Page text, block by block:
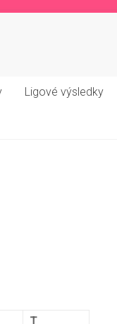
Ligové výsledky